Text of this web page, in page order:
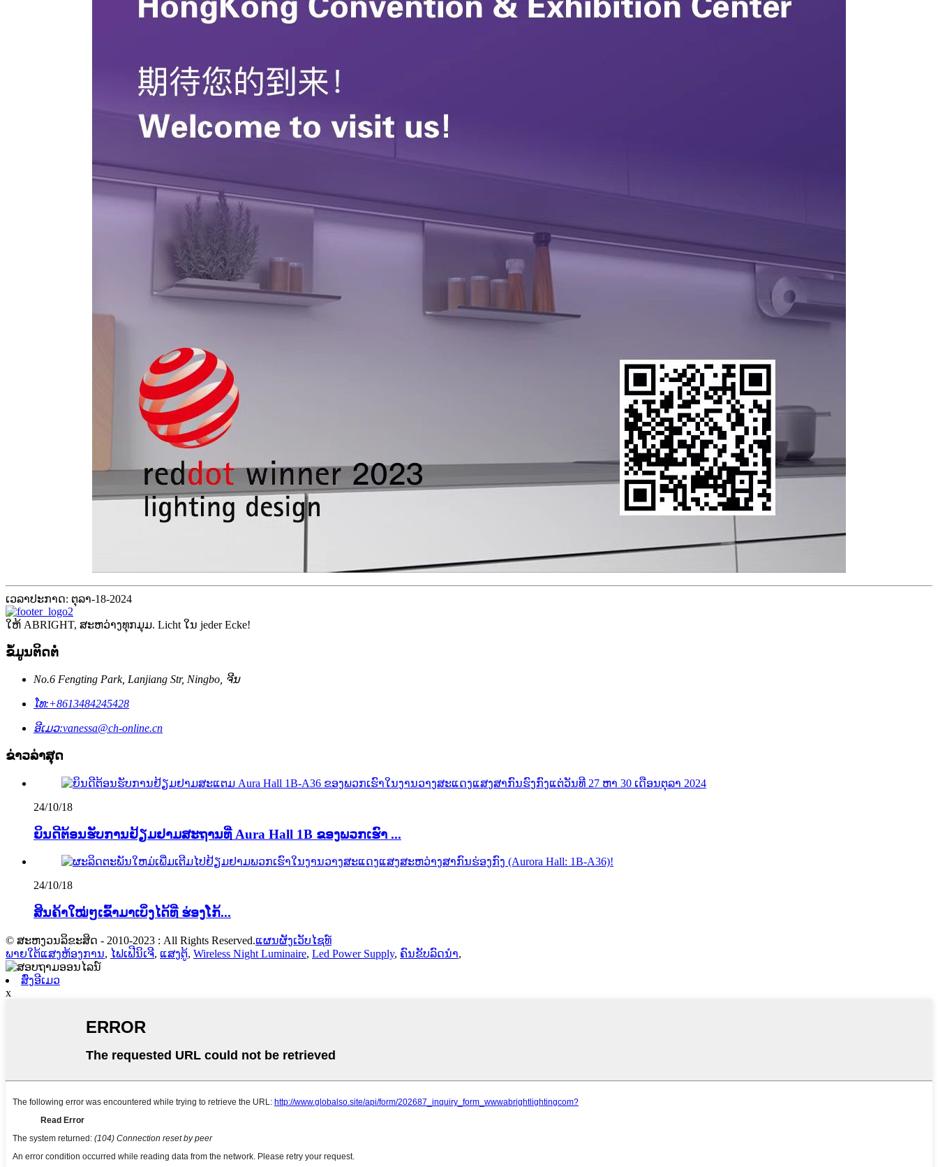
ເວລາປະກາດ: ຕຸລາ-18-2024
ໃຫ້ ABRIGHT, ສະຫວ່າງທຸກມຸມ. Licht ໃນ jeder Ecke!
ຂໍ້ມູນຕິດຕໍ່
No.6 Fengting Park, Lanjiang Str, Ningbo, ຈີນ
ໂທ:+8613484245428
ອີເມວ:vanessa@ch-online.cn
ຂ່າວລ່າສຸດ
24/10/18
ຍິນ​ດີ​ຕ້ອນ​ຮັບ​ການ​ຢ້ຽມ​ຢາມ​ສະ​ຖານ​ທີ່ Aura Hall 1B ຂອງ​ພວກ​ເຮົາ ...
24/10/18
ສິນຄ້າໃໝ່ໆເຂົ້າມາເບິ່ງໄດ້ທີ່ ຮ່ອງໂກ້...
© ສະຫງວນລິຂະສິດ - 2010-2023 : All Rights Reserved.ແຜນຜັງເວັບໄຊທ໌
ພາຍ​ໃຕ້​ແສງ​ຫ້ອງ​ການ​, ໄຟເຟີນິເຈີ, ແສງຕູ້, Wireless Night Luminaire, Led Power Supply, ຄົນຂັບລົດນຳ,
ສົ່ງອີເມວ
x